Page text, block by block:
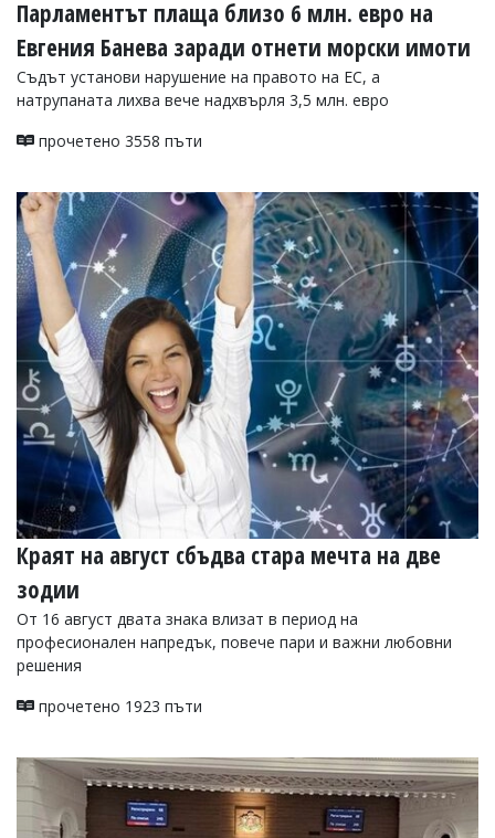
Ако
откриете
обиден
за
вас
коментар,
моля
сигнализирайте
Парламентът плаща близо 6 млн. евро на
Евгения Банева заради отнети морски имоти
Съдът установи нарушение на правото на ЕС, а
натрупаната лихва вече надхвърля 3,5 млн. евро
прочетено 3558 пъти
Краят на август сбъдва стара мечта на две
зодии
От 16 август двата знака влизат в период на
професионален напредък, повече пари и важни любовни
решения
прочетено 1923 пъти